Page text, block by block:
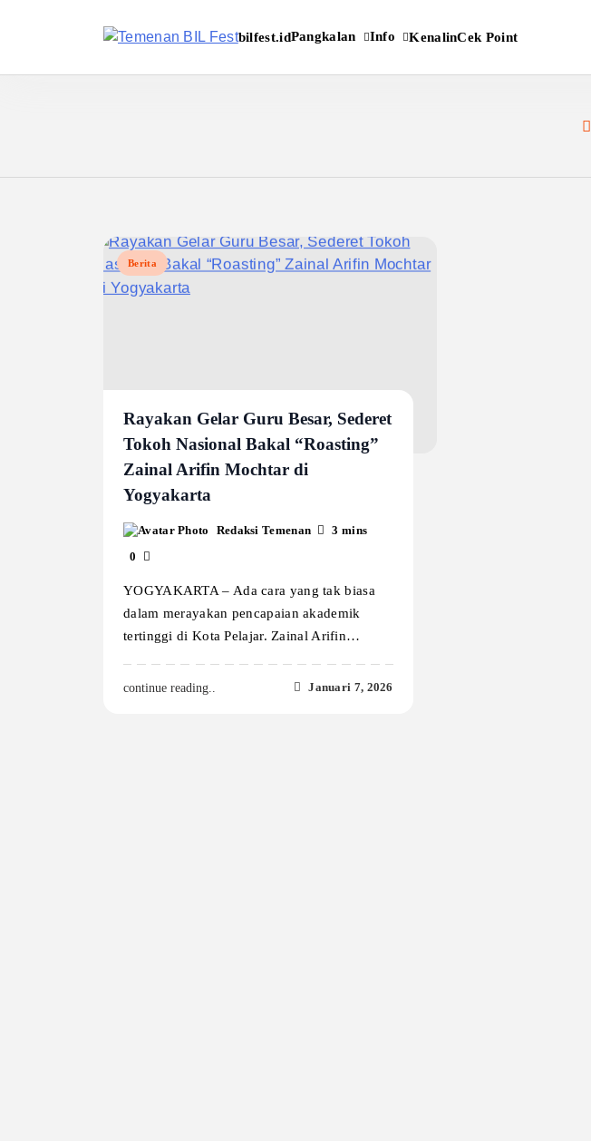
Temenan BIL Fest
bilfest.idPangkalan Info KenalinCek Point
Berita
Rayakan Gelar Guru Besar, Sederet
Tokoh Nasional Bakal “Roasting”
Zainal Arifin Mochtar di
Yogyakarta
Redaksi Temenan
3 mins
0
YOGYAKARTA – Ada cara yang tak biasa
dalam merayakan pencapaian akademik
tertinggi di Kota Pelajar. Zainal Arifin…
continue reading.. Januari 7, 2026